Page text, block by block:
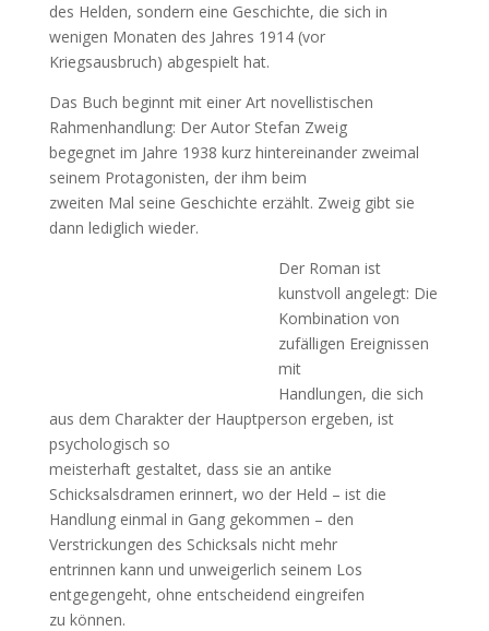
des Helden, sondern eine Geschichte, die sich in
wenigen Monaten des Jahres 1914 (vor
Kriegsausbruch) abgespielt hat.
Das Buch beginnt mit einer Art novellistischen
Rahmenhandlung: Der Autor Stefan Zweig
begegnet im Jahre 1938 kurz hintereinander zweimal
seinem Protagonisten, der ihm beim
zweiten Mal seine Geschichte erzählt. Zweig gibt sie
dann lediglich wieder.
Der Roman ist
kunstvoll angelegt: Die
Kombination von
zufälligen Ereignissen
mit
Handlungen, die sich
aus dem Charakter der Hauptperson ergeben, ist
psychologisch so
meisterhaft gestaltet, dass sie an antike
Schicksalsdramen erinnert, wo der Held – ist die
Handlung einmal in Gang gekommen – den
Verstrickungen des Schicksals nicht mehr
entrinnen kann und unweigerlich seinem Los
entgegengeht, ohne entscheidend eingreifen
zu können.